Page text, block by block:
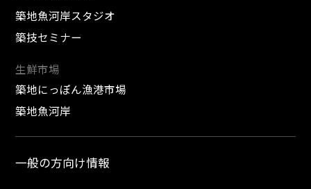
築地魚河岸スタジオ
築技セミナー
生鮮市場
築地にっぽん漁港市場
築地魚河岸
一般の方向け情報